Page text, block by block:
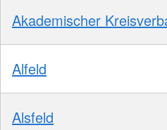
Akademischer
Alfeld
Alsfeld